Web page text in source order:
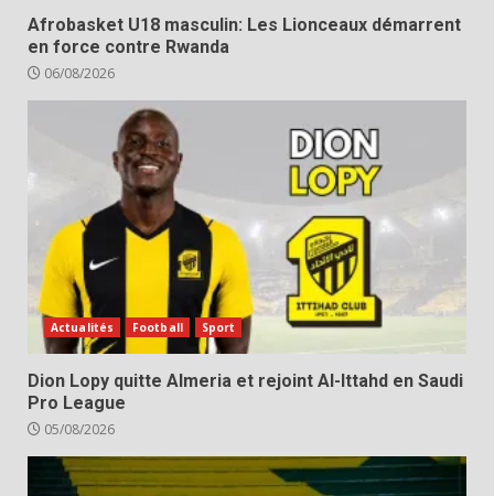
Afrobasket U18 masculin: Les Lionceaux démarrent
en force contre Rwanda
06/08/2026
Actualités Football Sport
Dion Lopy quitte Almeria et rejoint Al-Ittahd en Saudi
Pro League
05/08/2026